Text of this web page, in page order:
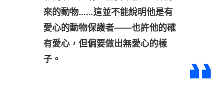
來的動物……這並不能說明他是有
愛心的動物保護者——也許他的確
有愛心，但偏要做出無愛心的樣
子。